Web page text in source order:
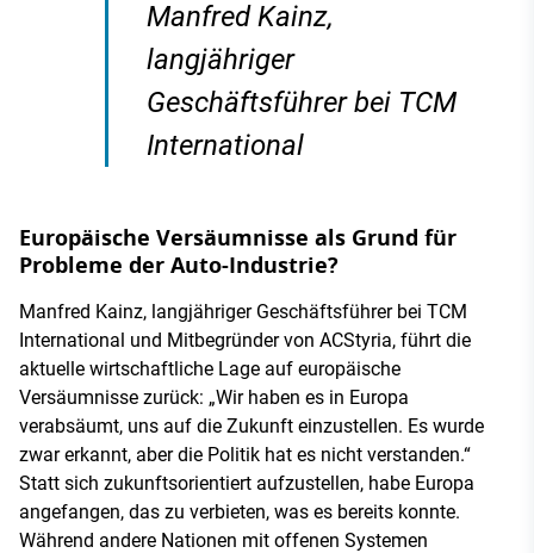
Manfred Kainz,
langjähriger
Geschäftsführer bei TCM
International
Europäische Versäumnisse als Grund für
Probleme der Auto-Industrie?
Manfred Kainz, langjähriger Geschäftsführer bei TCM
International und Mitbegründer von ACStyria, führt die
aktuelle wirtschaftliche Lage auf europäische
Versäumnisse zurück: „Wir haben es in Europa
verabsäumt, uns auf die Zukunft einzustellen. Es wurde
zwar erkannt, aber die Politik hat es nicht verstanden.“
Statt sich zukunftsorientiert aufzustellen, habe Europa
angefangen, das zu verbieten, was es bereits konnte.
Während andere Nationen mit offenen Systemen